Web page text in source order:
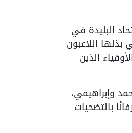
البليدة في
اللاعبون
الذين
وإبراهيمي،
بالتضحيات